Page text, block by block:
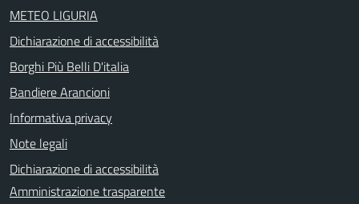
METEO LIGURIA
Dichiarazione di accessibilità
Borghi Più Belli D'italia
Bandiere Arancioni
Informativa privacy
Note legali
Dichiarazione di accessibilità
Amministrazione trasparente